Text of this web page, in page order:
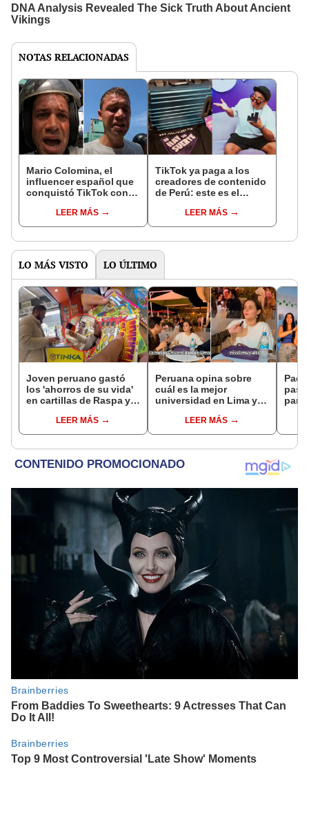
NOTAS RELACIONADAS
Mario Colomina, el
influencer español que
conquistó TikTok con
"Mi amor nació por la
gastronomía"
LEER MÁS
TikTok ya paga a los
creadores de contenido
de Perú: este es el
llegar a cobrar por 1.000
vistas
LEER MÁS
LO MÁS VISTO LO ÚLTIMO
Joven peruano gastó
los 'ahorros de su vida'
en cartillas de Raspa y
lleva gran sorpresa
LEER MÁS
Peruana opina sobre
cuál es la mejor
universidad en Lima y
la UNI”LEER MÁS
para